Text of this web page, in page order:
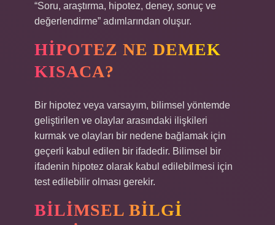
“Soru, araştırma, hipotez, deney, sonuç ve
değerlendirme” adımlarından oluşur.
HIPOTEZ NE DEMEK
KISACA?
Bir hipotez veya varsayım, bilimsel yöntemde
geliştirilen ve olaylar arasındaki ilişkileri
kurmak ve olayları bir nedene bağlamak için
geçerli kabul edilen bir ifadedir. Bilimsel bir
ifadenin hipotez olarak kabul edilebilmesi için
test edilebilir olması gerekir.
BILIMSEL BILGI